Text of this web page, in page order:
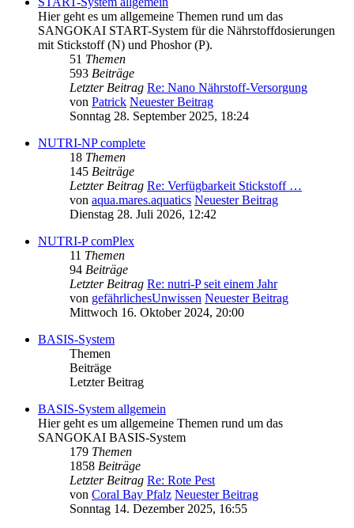
Hier geht es um allgemeine Themen rund um das
SANGOKAI START-System für die Nährstoffdosierungen
mit Stickstoff (N) und Phoshor (P).
51 Themen
593 Beiträge
Letzter Beitrag Re: Nano Nährstoff-Versorgung
von Patrick Neuester Beitrag
Sonntag 28. September 2025, 18:24
NUTRI-NP complete
18 Themen
145 Beiträge
Letzter Beitrag Re: Verfügbarkeit Stickstoff …
von aqua.mares.aquatics Neuester Beitrag
Dienstag 28. Juli 2026, 12:42
NUTRI-P comPlex
11 Themen
94 Beiträge
Letzter Beitrag Re: nutri-P seit einem Jahr
von gefährlichesUnwissen Neuester Beitrag
Mittwoch 16. Oktober 2024, 20:00
BASIS-System
Themen
Beiträge
Letzter Beitrag
BASIS-System allgemein
Hier geht es um allgemeine Themen rund um das
SANGOKAI BASIS-System
179 Themen
1858 Beiträge
Letzter Beitrag Re: Rote Pest
von Coral Bay Pfalz Neuester Beitrag
Sonntag 14. Dezember 2025, 16:55